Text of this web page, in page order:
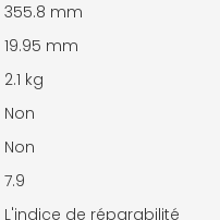
355.8 mm
19.95 mm
2.1 kg
Non
Non
7.9
L'indice de réparabilité